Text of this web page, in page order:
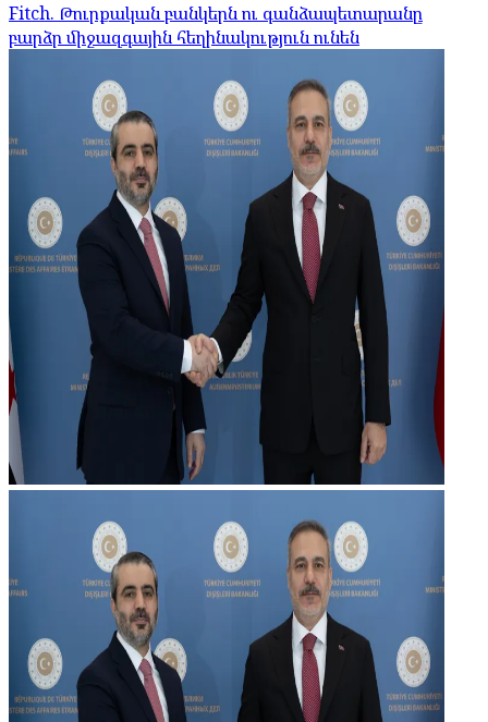
Fitch. Թուրքական բանկերն ու գանձապետարանը
բարձր միջազգային հեղինակություն ունեն